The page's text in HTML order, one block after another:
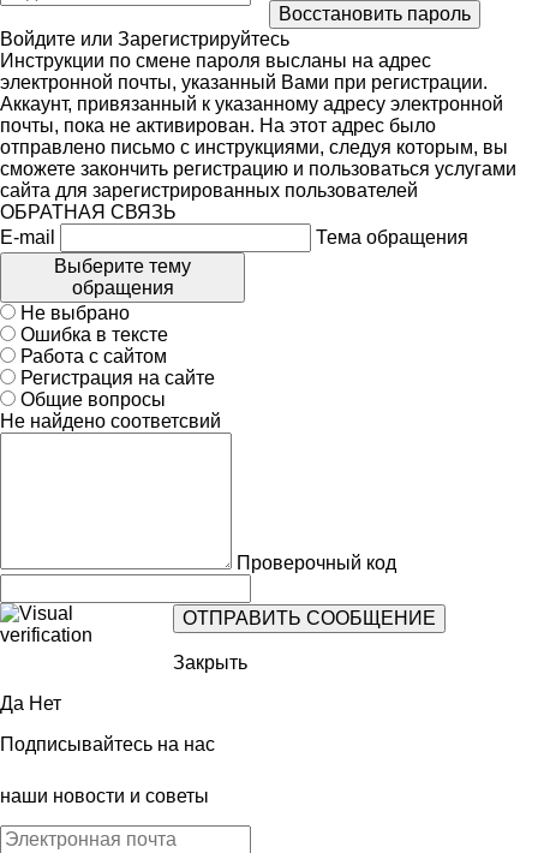
Войдите или Зарегистрируйтесь
Инструкции по смене пароля высланы на адрес
электронной почты, указанный Вами при регистрации.
Аккаунт, привязанный к указанному адресу электронной
почты, пока не активирован. На этот адрес было
отправлено письмо с инструкциями, следуя которым, вы
сможете закончить регистрацию и пользоваться услугами
сайта для зарегистрированных пользователей
ОБРАТНАЯ СВЯЗЬ
E-mail
Тема обращения
Выберите тему
обращения
Не выбрано
Ошибка в тексте
Работа с сайтом
Регистрация на сайте
Общие вопросы
Не найдено соответсвий
Проверочный код
Закрыть
Да Нет
Подписывайтесь на нас
наши новости и советы